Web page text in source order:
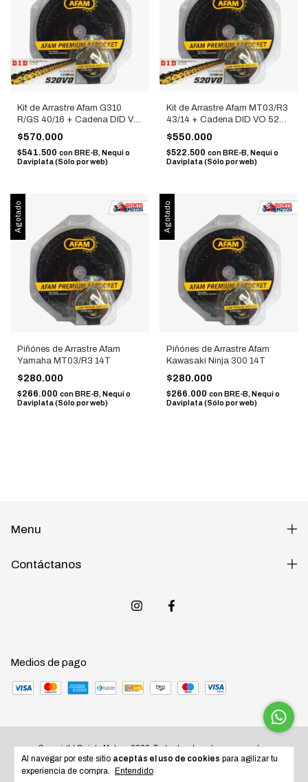
Al navegar por este sitio aceptás el uso de cookies para agilizar tu
experiencia de compra.
Entendido
Kit de Arrastre Afam G310
R/GS 40/16 + Cadena DID VO
520 Dorada
$570.000
$541.500 con BRE-B, Nequi o
Daviplata (Sólo por web)
Kit de Arrastre Afam MT03/R3
43/14 + Cadena DID VO 520
Dorada
$550.000
$522.500 con BRE-B, Nequi o
Daviplata (Sólo por web)
Agotado
Piñónes de Arrastre Afam
Yamaha MT03/R3 14T
$280.000
$266.000 conBRE-B, Nequi o
Daviplata (Sólo por web)
Agotado
Piñónes de Arrastre Afam
Kawasaki Ninja 300 14T
$280.000
$266.000 con BRE-B, Nequi o
Daviplata (Sólo por web)
Menu
Contáctanos
Medios de pago
Copyright Quinta Motos - 2026. Todos los derechos reservados.